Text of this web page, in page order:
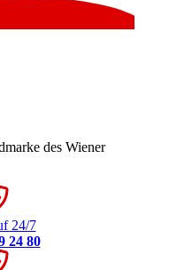
des Wiener
24/7
24 80